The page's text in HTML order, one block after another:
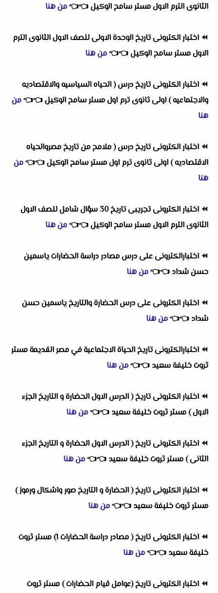
الثانوى الترم الاول مستر سامح الوكيل👈
👈من هنا
⏪ اختبار الكترونى تاريخ الوحدة الاولى للصف الاول الثانوى الترم
الاول مستر سامح الوكيل👈
👈من هنا
⏪ اختبار الكترونى تاريخ درس ( الحياه السياسيه والاقتصاديه
والاجتماعيه ) اولى ثانوى ترم اول مستر سامح الوكيل👈
👈من
هنا
⏪ اختبار الكترونى تاريخ درس ( ملامح من تاريخ مصروالحياه
الاقتصاديه ) اولى ثانوى ترم اول مستر سامح الوكيل👈
👈من
هنا
⏪
اختبار الكترونى تجريبى تاريخ 30 سؤال شامل للصف الاول
الثانوى الترم الاول مستر سامح الوكيل👈
👈من هنا
⏪ اختبارالكترونى على درس مصادر دراسة الحضارات ياسمين
حسن شداد 👈
👈من هنا
⏪ اختبار الكترونى على درس الحضارة والتاريخ ياسمين حسن
شداد 👈
👈من هنا
⏪ اختبارالكترونى تاريخ الحياة الاجتماعية في مصر القديمة مستر
ثروت خليفة سعيد 👈
👈من هنا
⏪ اختبار الكترونى تاريخ ( الدرس الاول الحضارة و التاريخ الجزء
الاول ) مستر ثروت خليفة سعيد 👈
👈من هنا
⏪ اختبار الكترونى تاريخ ( الدرس الاول الحضارة و التاريخ الجزء
الثانى ) مستر ثروت خليفة سعيد 👈
👈من هنا
⏪ اختبار الكترونى تاريخ ( الحضارة و التاريخ صور واشكال ورموز )
مستر ثروت خليفة سعيد 👈
👈من هنا
⏪
اختبار الكترونى تاريخ ( مصادر دراسة الحضارات 1) مستر ثروت
خليفة سعيد 👈
👈من هنا
⏪ اختبار الكترونى تاريخ (عوامل قيام الحضارات ) مستر ثروت